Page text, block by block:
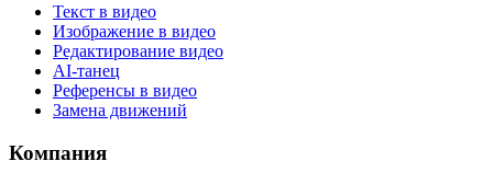
Текст в видео
Изображение в видео
Редактирование видео
AI-танец
Референсы в видео
Замена движений
Компания